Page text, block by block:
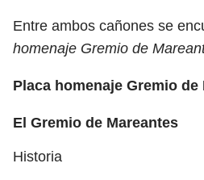
Entre ambos cañones se
homenaje Gremio de
Placa homenaje Gremio de
El Gremio de Mareantes
Historia